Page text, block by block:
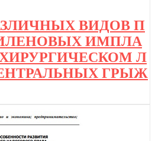
ВИДОВ П
ИМПЛА
Л
ГРЫЖ